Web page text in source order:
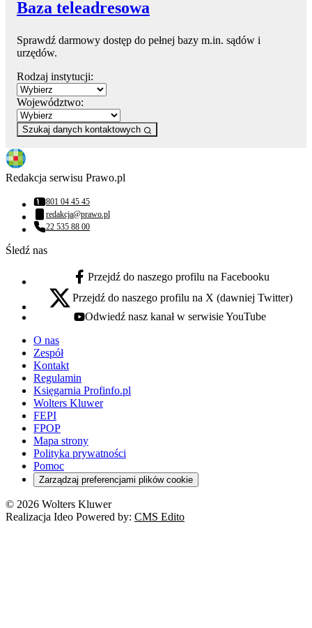
Baza teleadresowa
Sprawdź darmowy dostęp do pełnej bazy m.in. sądów i
urzędów.
Rodzaj instytucji:
Województwo:
Szukaj danych kontaktowych
Redakcja serwisu Prawo.pl
Numer telefonu:
801 04 45 45
Adres email:
redakcja@prawo.pl
Numer telefonu:
22 535 88 00
Śledź nas
facebook - otwiera się w nowej karcie
Przejdź do naszego profilu na Facebooku
x - otwiera się w nowej karcie
Przejdź do naszego profilu na X (dawniej Twitter)
youtube - otwiera się w nowej karcie
Odwiedź nasz kanał w serwisie YouTube
O nas
Zespół
Kontakt
Regulamin
Księgarnia Profinfo.pl
Wolters Kluwer
FEPI
FPOP
Mapa strony
Polityka prywatności
Pomoc
Zarządzaj preferencjami plików cookie
© 2026 Wolters Kluwer
Realizacja Ideo Powered by: CMS Edito